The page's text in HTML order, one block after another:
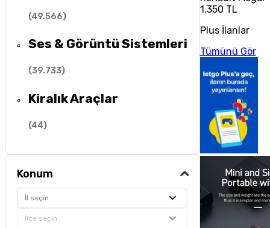
(49.566)
Ses & Görüntü Sistemleri
(39.733)
Kiralık Araçlar
(44)
Konum
İl seçin
İlçe seçin
1.350 TL
Plus İlanlar
Tümünü Gör